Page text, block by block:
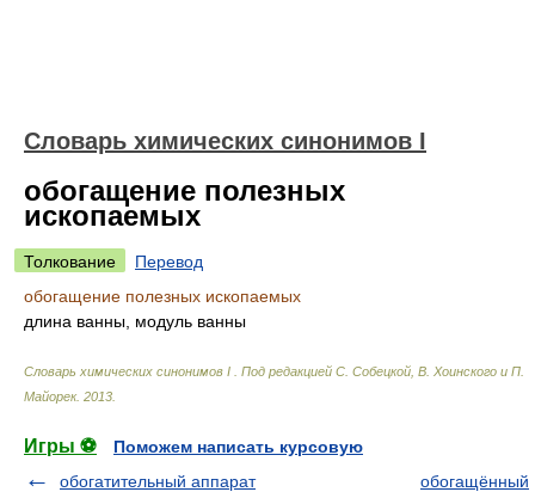
Cловарь химических синонимов I
обогащение полезных
ископаемых
Толкование
Перевод
обогащение полезных ископаемых
длина ванны, модуль ванны
Cловарь химических синонимов I
Под редакцией С. Собецкой, В. Хоинского и П.
Майорек. 2013
Игры ⚽
Поможем написать курсовую
обогатительный аппарат
обогащённый